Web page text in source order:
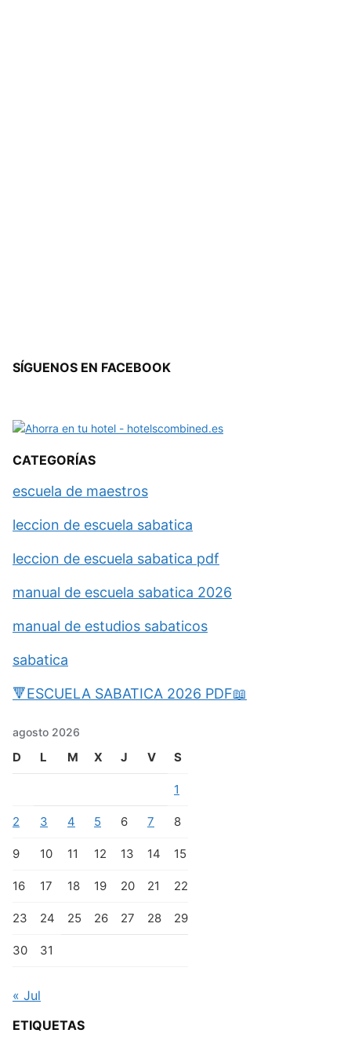
SÍGUENOS EN FACEBOOK
CATEGORÍAS
escuela de maestros
leccion de escuela sabatica
leccion de escuela sabatica pdf
manual de escuela sabatica 2026
manual de estudios sabaticos
sabatica
🔻ESCUELA SABATICA 2026 PDF📖
agosto 2026
D L M X J V S
1
2 3 4 5 6 7 8
9 10 11 12 13 14 15
16 17 18 19 20 21 22
23 24 25 26 27 28 29
30 31
« Jul
ETIQUETAS